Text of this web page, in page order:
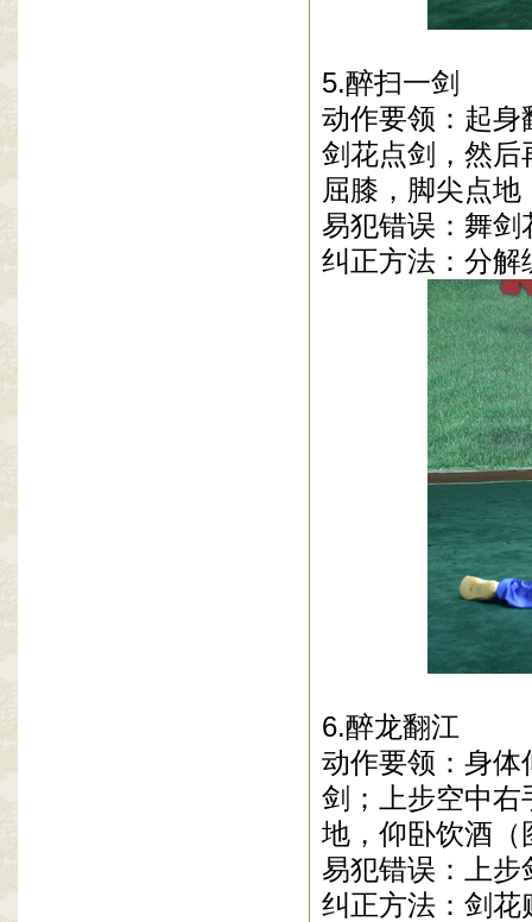
5.醉扫一剑
动作要领：起身
剑花点剑，然后
屈膝，脚尖点
易犯错误：舞剑
纠正方法：分解
6.醉龙翻江
动作要领：身体
剑；上步空中右
地，仰卧饮酒（
易犯错误：上步
纠正方法：剑花